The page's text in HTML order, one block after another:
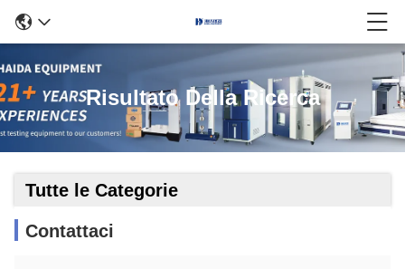
Risultato Della Ricerca
Tutte le Categorie
Contattaci